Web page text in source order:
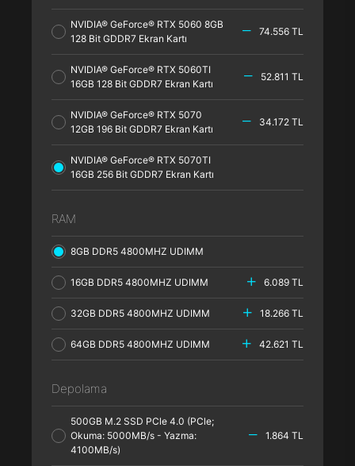
NVIDIA® GeForce® RTX 5060 8GB
128 Bit GDDR7 Ekran Kartı
74.556 TL
NVIDIA® GeForce® RTX 5060TI
16GB 128 Bit GDDR7 Ekran Kartı
52.811 TL
NVIDIA® GeForce® RTX 5070
12GB 196 Bit GDDR7 Ekran Kartı
34.172 TL
NVIDIA® GeForce® RTX 5070TI
16GB 256 Bit GDDR7 Ekran Kartı
RAM
8GB DDR5 4800MHZ UDIMM
16GB DDR5 4800MHZ UDIMM 6.089 TL
32GB DDR5 4800MHZ UDIMM 18.266 TL
64GB DDR5 4800MHZ UDIMM 42.621 TL
Depolama
500GB M.2 SSD PCle 4.0 (PCle;
Okuma: 5000MB/s - Yazma:
4100MB/s)
1.864 TL